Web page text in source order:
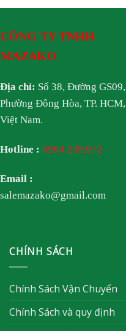
CÔNG TY TNHH
MAZAKO
Địa chỉ: Số 38, Đường GS09,
Phường Đông Hòa, TP. HCM,
Việt Nam.
Hotline : 0984.239.972
Email :
salemazako@gmail.com
CHÍNH SÁCH
Chính Sách Vận Chuyển
Chính Sách và quy định